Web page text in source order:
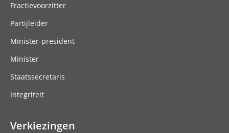
Fractievoorzitter
Partijleider
Minister-president
Minister
Staatssecretaris
Integriteit
Verkiezingen